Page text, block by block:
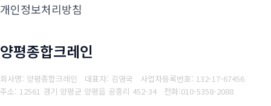
개인정보처리방침
양평종합크레인
회사명: 양평종합크레인 대표자: 김영국 사업자등록번호: 132-17-67456
주소: 12561 경기 양평군 양평읍 공흥리 452-34 전화:010-5358-2088